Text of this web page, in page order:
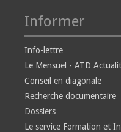
Informer
Info-lettre
Le Mensuel - ATD
Conseil en diagonale
Recherche documentaire
Dossiers
Le service Formation et